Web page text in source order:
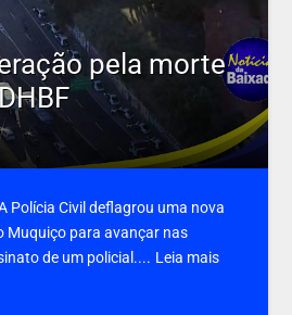
pela morte
Polícia Civil deflagrou uma nova
Muquiço para avançar nas
de um policial.... Leia mais